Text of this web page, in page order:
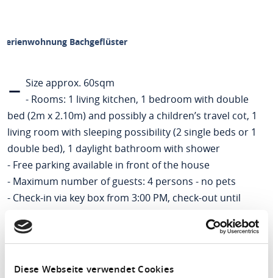
Diese Webseite verwendet Cookies
Ferienwohnung Bachgeflüster
- Size approx. 60sqm
- Rooms: 1 living kitchen, 1 bedroom with double
bed (2m x 2.10m) and possibly a children’s travel cot, 1
living room with sleeping possibility (2 single beds or 1
double bed), 1 daylight bathroom with shower
- Free parking available in front of the house
- Maximum number of guests: 4 persons - no pets
- Check-in via key box from 3:00 PM, check-out until